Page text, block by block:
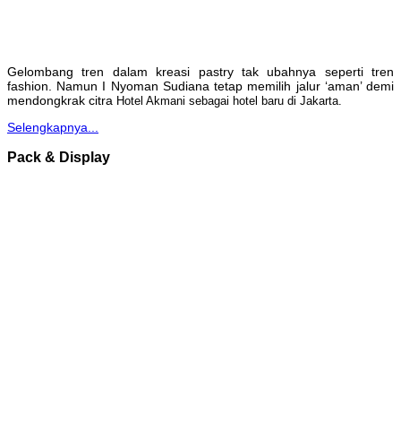
Gelombang tren dalam kreasi pastry tak ubahnya seperti tren
fashion. Namun I Nyoman Sudiana tetap memilih jalur ‘aman’ demi
mendongkrak citra Hotel Akmani sebagai hotel baru di Jakarta.
Selengkapnya...
Pack & Display